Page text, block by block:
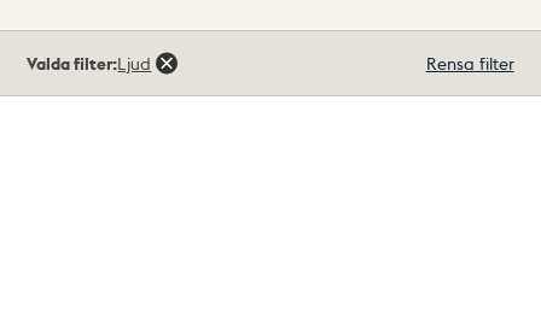
träffar
Valda filter:Ljud Rensa filter